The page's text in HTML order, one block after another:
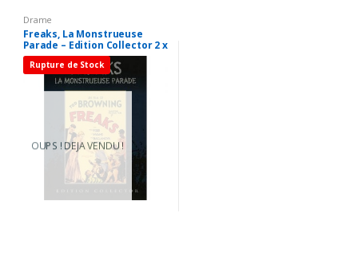
Drame
Freaks, La Monstrueuse
Parade – Edition Collector 2 x
DVD
Rupture de Stock
OUPS ! DEJA VENDU !